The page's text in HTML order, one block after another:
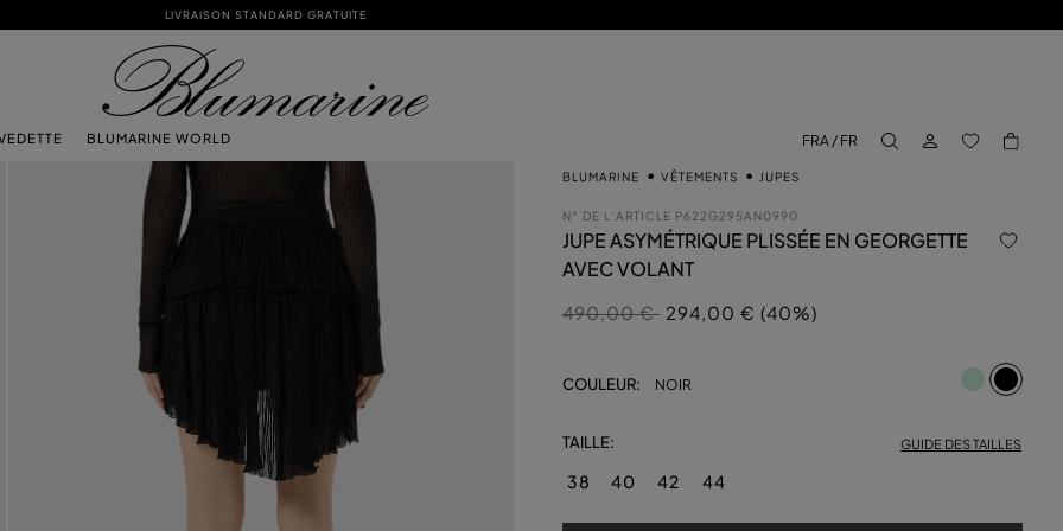
LIVRAISON STANDARD GRATUITE
BLUMARINE WORLD
FRA / FR
CONNECTEZ-
RETOUR
BLUMARINE VÊTEMENTS JUPES
N° DE L’ARTICLE P622G295AN0990
JUPE ASYMÉTRIQUE PLISSÉE EN GEORGETTE
AVEC VOLANT
Prix réduit de
490,00 €à294,00 € (40%)
COULEUR: NOIR
TAILLE: GUIDE DES TAILLES
38 40 42 44